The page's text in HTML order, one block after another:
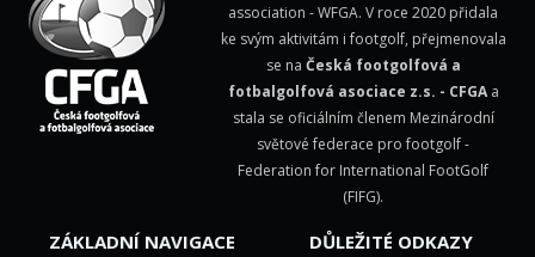
association - WFGA. V roce 2020 přidala
ke svým aktivitám i footgolf, přejmenovala
se na Česká footgolfová a
fotbalgolfová asociace z.s. - CFGAa
stala se oficiálním členem Mezinárodní
světové federace pro footgolf -
Federation for International FootGolf
(FIFG).
ZÁKLADNÍ NAVIGACE DŮLEŽITÉ ODKAZY